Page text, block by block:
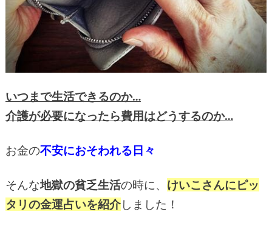
いつまで生活できるのか…
介護が必要になったら費用はどうするのか…
お金の不安におそわれる日々
そんな地獄の貧乏生活の時に、 けいこさんにピッ
タリの金運占いを紹介しました！